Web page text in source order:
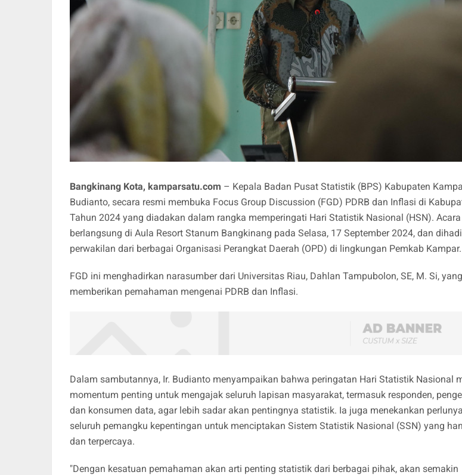
Bangkinang Kota, kamparsatu.com – Kepala Badan Pusat Statistik (BPS) Kabupaten
Budianto, secara resmi membuka Focus Group Discussion (FGD) PDRB dan Inflasi di
Tahun 2024 yang diadakan dalam rangka memperingati Hari Statistik Nasional (HSN).
berlangsung di Aula Resort Stanum Bangkinang pada Selasa, 17 September 2024, dan
perwakilan dari berbagai Organisasi Perangkat Daerah (OPD) di lingkungan Pemkab Kampar.
FGD ini menghadirkan narasumber dari Universitas Riau, Dahlan Tampubolon, SE, M. Si, yang
memberikan pemahaman mengenai PDRB dan Inflasi.
Dalam sambutannya, Ir. Budianto menyampaikan bahwa peringatan Hari Statistik Nasional
momentum penting untuk mengajak seluruh lapisan masyarakat, termasuk responden,
dan konsumen data, agar lebih sadar akan pentingnya statistik. Ia juga menekankan
seluruh pemangku kepentingan untuk menciptakan Sistem Statistik Nasional (SSN) yang
dan terpercaya.
"Dengan kesatuan pemahaman akan arti penting statistik dari berbagai pihak, akan semakin